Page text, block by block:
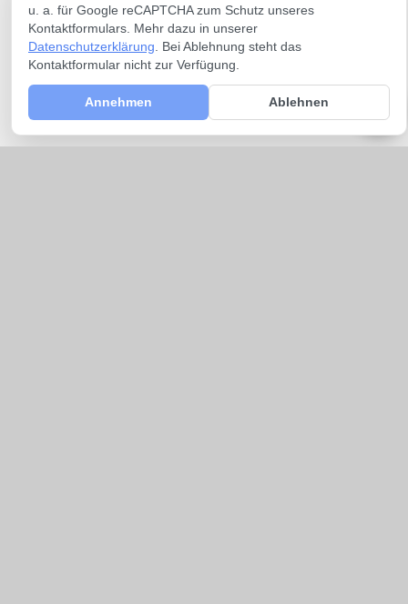
u. a. für Google reCAPTCHA zum Schutz unseres
Kontaktformulars. Mehr dazu in unserer
Datenschutzerklärung . Bei Ablehnung steht das
Kontaktformular nicht zur Verfügung.
Annehmen Ablehnen